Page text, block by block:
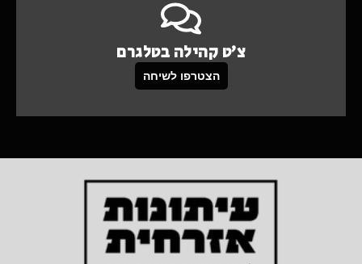
צ'ט קהילה בטלגרם
הצטרפו לשיחה